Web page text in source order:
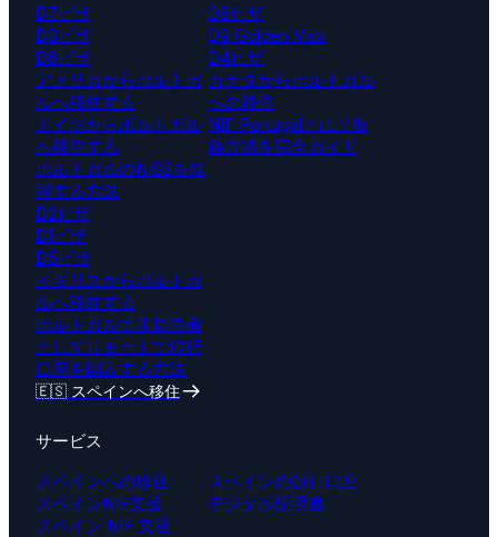
D7ビザ
D3ビザ
D6ビザ
アメリカからポルトガ
ルへ移住する
ドイツからポルトガル
へ移住する
ポルトガルのNISSを取
得する方法
D8ビザ
D9 Golden Visa
D4ビザ
カナダからポルトガル
への移住
NIF Portugalとは？取
得方法を完全ガイド
D2ビザ
D1ビザ
D5ビザ
イギリスからポルトガ
ルへ移住する
ポルトガルで非居住者
としてリモートで銀行
口座を開設する方法
🇪🇸 スペインへ移住
サービス
スペインへの移住
スペインNIE支援
スペイン NIF 支援
スペインの銀行口座
デジタル証明書